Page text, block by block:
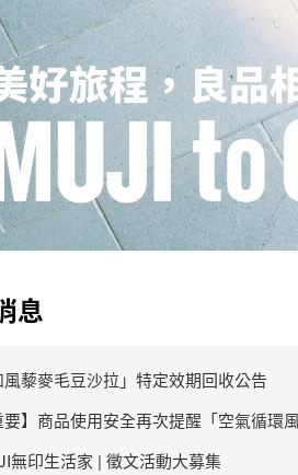
息
風藜麥毛豆沙拉」特定效期回收公告
要】商品使用安全再次提醒「空氣循環
無印生活家 | 徵文活動大募集